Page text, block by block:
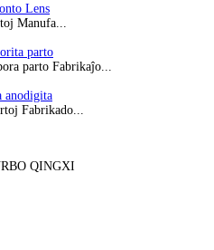
Lens
Manufa...
parto
parto Fabrikaĵo...
anodigita
Fabrikado...
QINGXI